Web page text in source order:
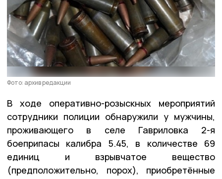
Фото: архив редакции
В ходе оперативно-розыскных мероприятий
сотрудники полиции обнаружили у мужчины,
проживающего в селе Гавриловка 2-я
боеприпасы калибра 5.45, в количестве 69
единиц и взрывчатое вещество
(предположительно, порох), приобретённые